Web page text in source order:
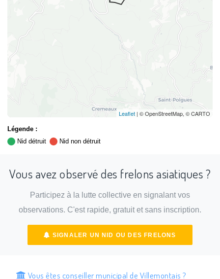
Leaflet | © OpenStreetMap, © CARTO
Légende :
Nid détruit
Nid non détruit
Vous avez observé des frelons asiatiques ?
Participez à la lutte collective en signalant vos
observations. C'est rapide, gratuit et sans inscription.
SIGNALER UN NID OU DES FRELONS
Vous êtes conseiller municipal de Villemontais ?